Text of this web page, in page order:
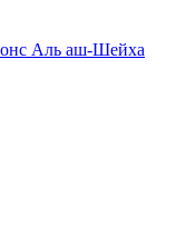
Аль аш-Шейха